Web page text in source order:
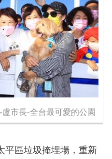
市長-全台最可愛的公園
平區垃圾掩埋場，重新